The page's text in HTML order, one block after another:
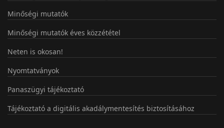
Minőségi mutatók
Minőségi mutatók éves közzététel
Neten is okosan!
Nyomtatványok
Panaszügyi tájékoztató
Tájékoztató a digitális akadálymentesítés biztosításához